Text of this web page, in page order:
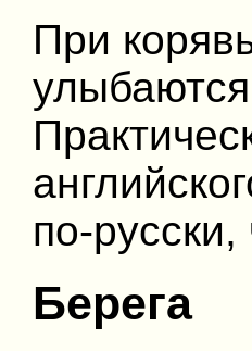
При
улыбаются
по-
Берега